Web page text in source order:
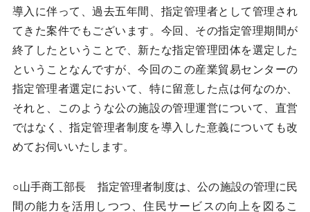
導入に伴って、過去五年間、指定管理者として管理され
てきた案件でもございます。今回、その指定管理期間が
終了したということで、新たな指定管理団体を選定した
ということなんですが、今回のこの産業貿易センターの
指定管理者選定において、特に留意した点は何なのか、
それと、このような公の施設の管理運営について、直営
ではなく、指定管理者制度を導入した意義についても改
めてお伺いいたします。
○山手商工部長 指定管理者制度は、公の施設の管理に民
間の能力を活用しつつ、住民サービスの向上を図るこ